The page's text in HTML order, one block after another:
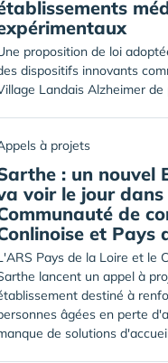
proposition de loi
dispositifs innovants
Landais Alzheimer
à projets
: un nouvel
voir le jour
de
et Pays
Pays de la Loire et le
lancent un appel à
destiné à
âgées en perte
de solutions